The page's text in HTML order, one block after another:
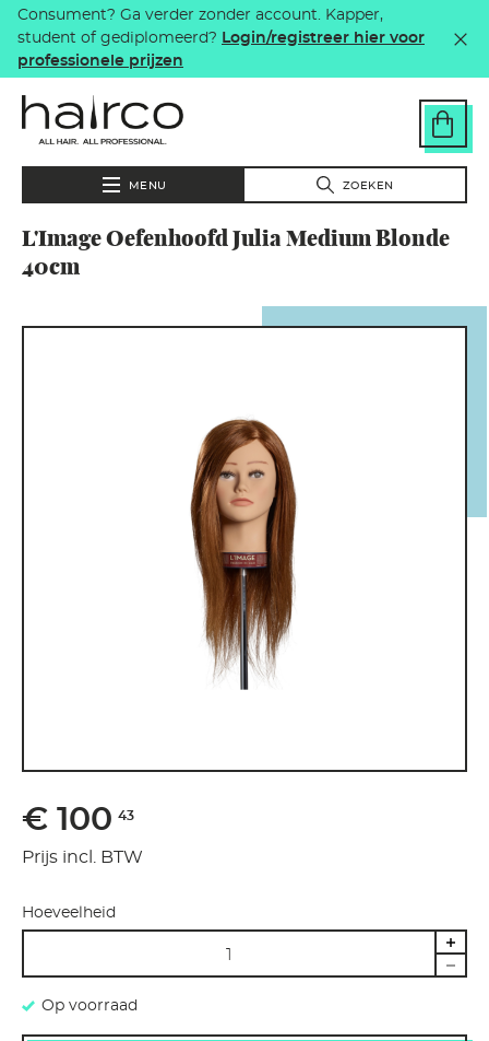
Overslaan en naar de inhoud gaan
Consument? Ga verder zonder account. Kapper,
student of gediplomeerd? Login/registreer hier voor
professionele prijzen
MENU ZOEKEN
L'Image Oefenhoofd Julia Medium Blonde
40cm
€ 100 43
Prijs incl. BTW
Hoeveelheid
Op voorraad